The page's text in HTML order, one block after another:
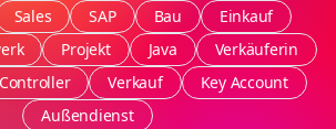
Sales SAP Bau
Einkauf
Projekt Java
Verkäuferin
Controller Verkauf
Key Account
Außendienst